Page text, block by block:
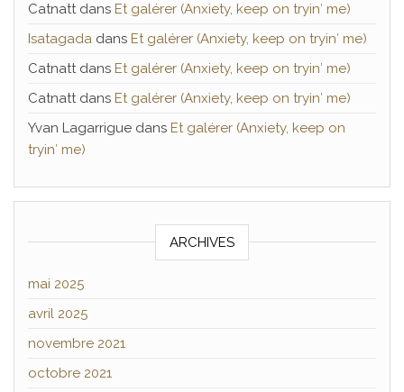
Catnattdans Et galérer (Anxiety, keep on tryin′ me)
Isatagada dans Et galérer (Anxiety, keep on tryin′ me)
Catnattdans Et galérer (Anxiety, keep on tryin′ me)
Catnattdans Et galérer (Anxiety, keep on tryin′ me)
Yvan Lagarrigue dans Et galérer (Anxiety, keep on
tryin′ me)
ARCHIVES
mai 2025
avril 2025
novembre 2021
octobre 2021